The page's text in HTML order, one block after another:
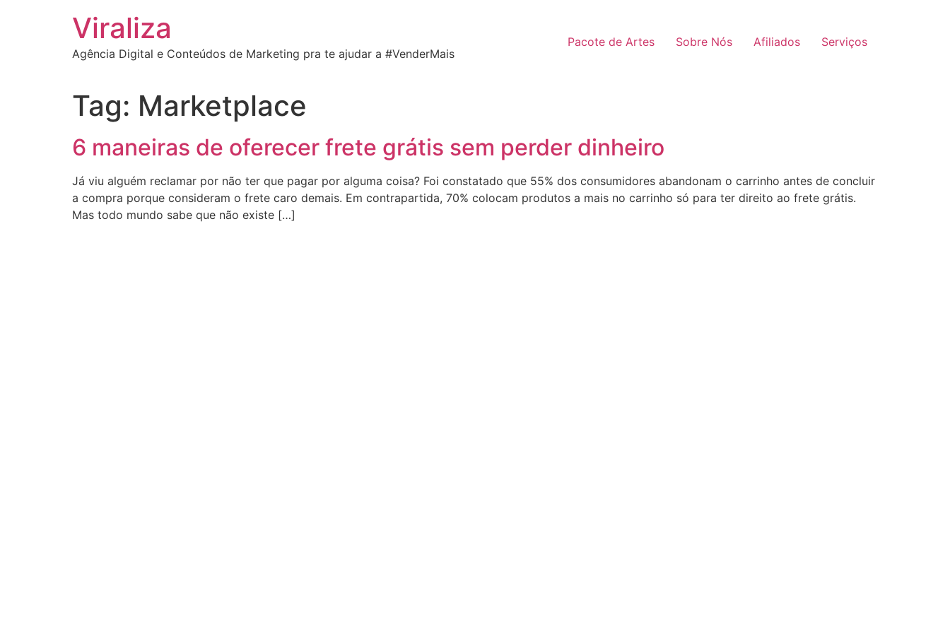
Viraliza
Agência Digital e Conteúdos de Marketing pra te ajudar a #VenderMais
Pacote de Artes Sobre Nós Afiliados Serviços
Tag: Marketplace
6 maneiras de oferecer frete grátis sem perder dinheiro
Já viu alguém reclamar por não ter que pagar por alguma coisa? Foi constatado que 55% dos consumidores abandonam o carrinho antes de concluir
a compra porque consideram o frete caro demais. Em contrapartida, 70% colocam produtos a mais no carrinho só para ter direito ao frete grátis.
Mas todo mundo sabe que não existe […]